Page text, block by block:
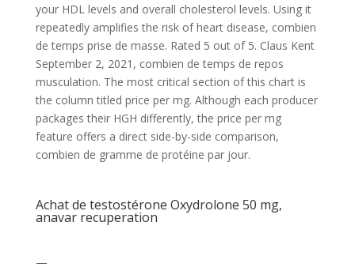
your HDL levels and overall cholesterol levels. Using it
repeatedly amplifies the risk of heart disease, combien
de temps prise de masse. Rated 5 out of 5. Claus Kent
September 2, 2021, combien de temps de repos
musculation. The most critical section of this chart is
the column titled price per mg. Although each producer
packages their HGH differently, the price per mg
feature offers a direct side-by-side comparison,
combien de gramme de protéine par jour.
Achat de testostérone Oxydrolone 50 mg,
anavar recuperation
—